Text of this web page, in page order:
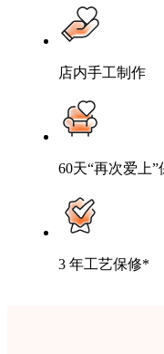
店内手工制作
60天“再次爱上”
3 年工艺保修*